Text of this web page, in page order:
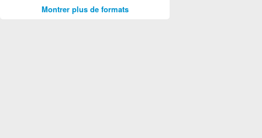
Montrer plus de formats